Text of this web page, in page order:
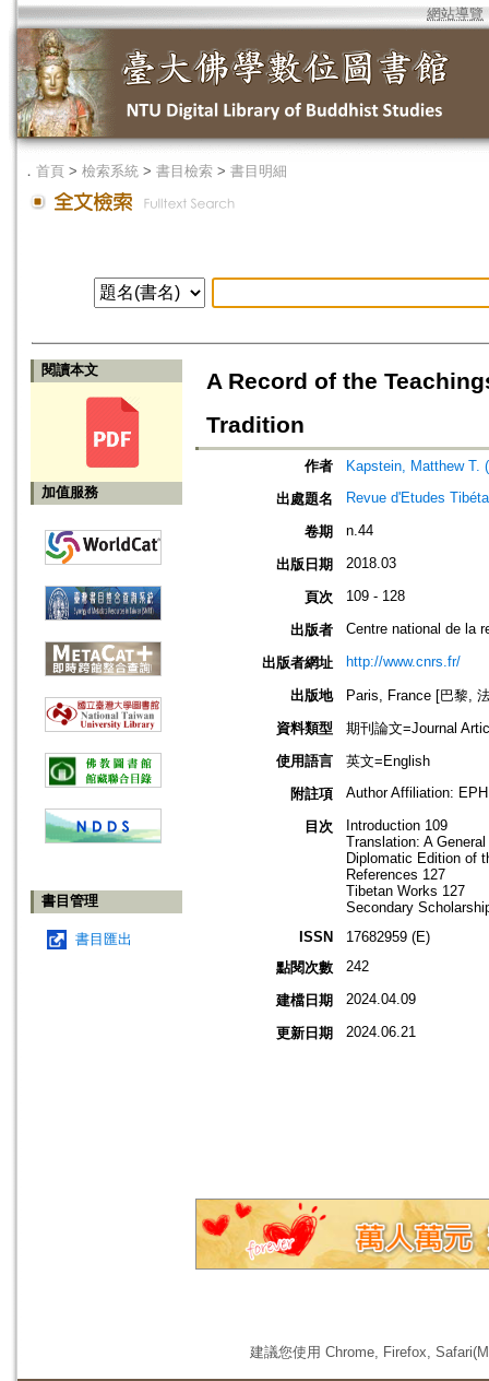
網站導覽
． 首頁 > 檢索系統 > 書目檢索 > 書目明細
閱讀本文
加值服務
書目管理
書目匯出
A Record of the
Tradition
作者
Kapstein, Matthew T.
出處題名
Revue d'Etudes
卷期 n.44
出版日期 2018.03
頁次 109 - 128
出版者 Centre national de la
出版者網址 http://www.cnrs.fr/
出版地
Paris, France [巴黎,
資料類型
期刊論文=Journal
使用語言
英文=English
附註項
Author Affiliation:
目次
Introduction 109
Translation: A
Diplomatic Edition of
References 127
Tibetan Works 127
Secondary
ISSN
17682959 (E)
點閱次數
242
建檔日期 2024.04.09
更新日期 2024.06.21
建議您使用 Chrome, Firefox,